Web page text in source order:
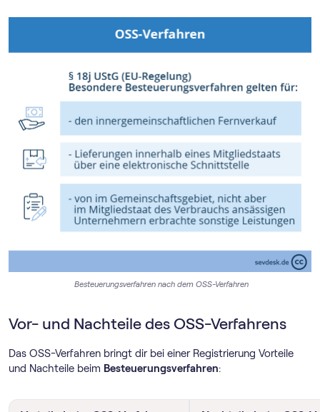
Besteuerungsverfahren nach dem OSS-Verfahren
Vor- und Nachteile des OSS-Verfahrens
Das OSS-Verfahren bringt dir bei einer Registrierung Vorteile
und Nachteile beim Besteuerungsverfahren: